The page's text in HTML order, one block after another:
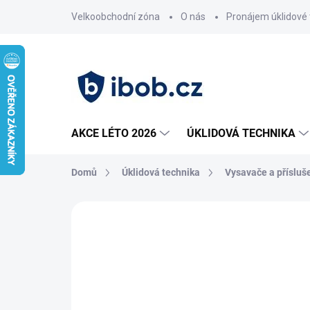
Velkoobchodní zóna O nás Pronájem
AKCE LÉTO 2026 ÚKLIDOVÁ TECHNIKA
Domů Úklidová technika Vysavače a